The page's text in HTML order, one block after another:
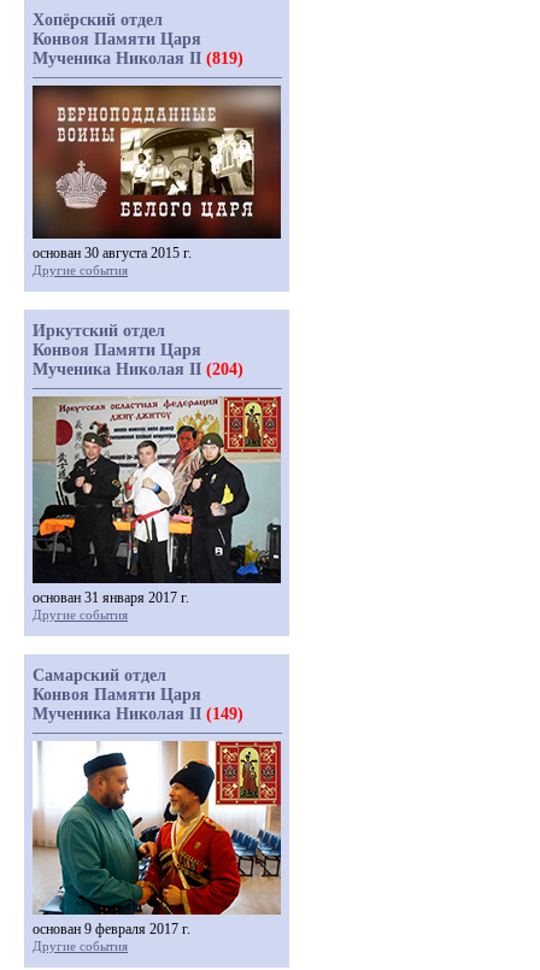
Хопёрский отдел
Конвоя Памяти Царя
Мученика Николая II (819)
основан 30 августа 2015 г.
Другие события
Иркутский отдел
Конвоя Памяти Царя
Мученика Николая II (204)
основан 31 января 2017 г.
Другие события
Самарский отдел
Конвоя Памяти Царя
Мученика Николая II (149)
основан 9 февраля 2017 г.
Другие события